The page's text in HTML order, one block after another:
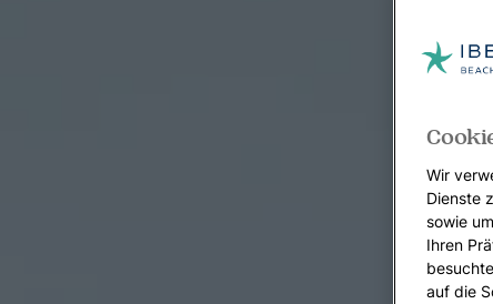
Wir
Dienste
sowie
Ihren
auf die